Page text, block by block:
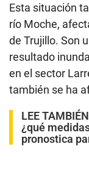
Esta situación
río Moche,
de Trujillo. Son
resultado
en el sector
también se ha
LEE
¿qué
pronostica